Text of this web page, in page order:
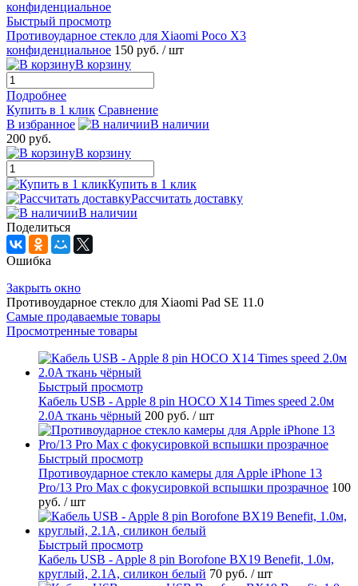
Быстрый просмотр
Противоударное стекло для Xiaomi Poco X3
конфиденциальное 150 руб. / шт
В корзину
Подробнее
Купить в 1 клик Сравнение
В избранное
В наличии
200 руб.
В корзину
Купить в 1 клик
Рассчитать доставку
В наличии
Поделиться
Ошибка
Закрыть окно
Противоударное стекло для Xiaomi Pad SE 11.0
Самые продаваемые товары
Просмотренные товары
Быстрый просмотр
Кабель USB - Apple 8 pin HOCO X14 Times speed 2.0м
2.0A ткань чёрный 200 руб. / шт
Быстрый просмотр
Противоударное стекло камеры для Apple iPhone 13
Pro/13 Pro Max с фокусировкой вспышки прозрачное 100
руб. / шт
Быстрый просмотр
Кабель USB - Apple 8 pin Borofone BX19 Benefit, 1.0м,
круглый, 2.1A, силикон белый 70 руб. / шт